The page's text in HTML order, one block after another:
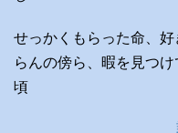
せっかくもらった命、
らんの傍ら、暇を見つ
頃